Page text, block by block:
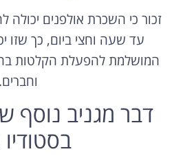
עד שעה וחצי ביום, כך שזו
המושלמת להפעלת הקלטות
וחברים.
דבר מגניב נוסף